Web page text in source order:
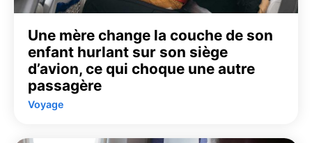
Une mère change la couche de son
enfant hurlant sur son siège
d’avion, ce qui choque une autre
passagère
Voyage